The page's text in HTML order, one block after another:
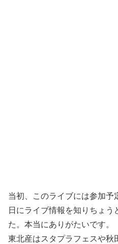
当初、このライブには参加
日にライブ情報を知りちょ
た。本当にありがたいです。
東北産はスタプラフェスや秋